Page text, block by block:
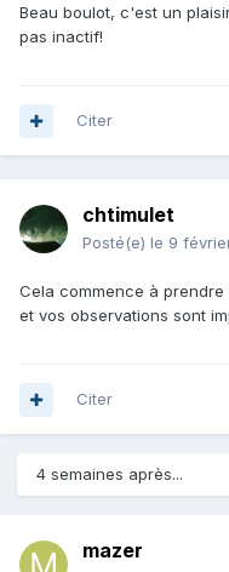
Beau boulot, c'est un
pas inactif!
Citer
chtimulet
Posté(e) le 9
Cela commence à
et vos observations sont
Citer
4 semaines après...
mazer